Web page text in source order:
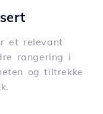
et relevant
rangering i
og tiltrekke